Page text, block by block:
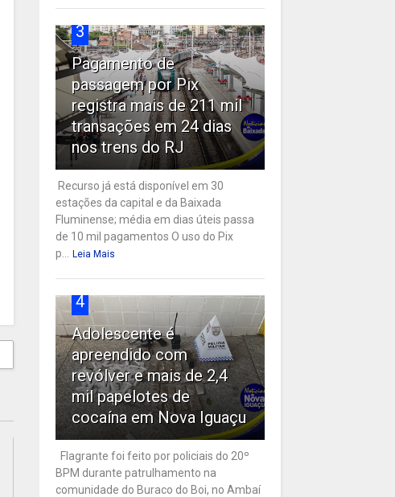
3
Pagamento de
passagem por Pix
registra mais de 211 mil
transações em 24 dias
nos trens do RJ
Recurso já está disponível em 30
estações da capital e da Baixada
Fluminense; média em dias úteis passa
de 10 mil pagamentos O uso do Pix
p...
Leia Mais
4
Adolescente é
apreendido com
revólver e mais de 2,4
mil papelotes de
cocaína em Nova Iguaçu
Flagrante foi feito por policiais do 20º
BPM durante patrulhamento na
comunidade do Buraco do Boi, no Ambaí